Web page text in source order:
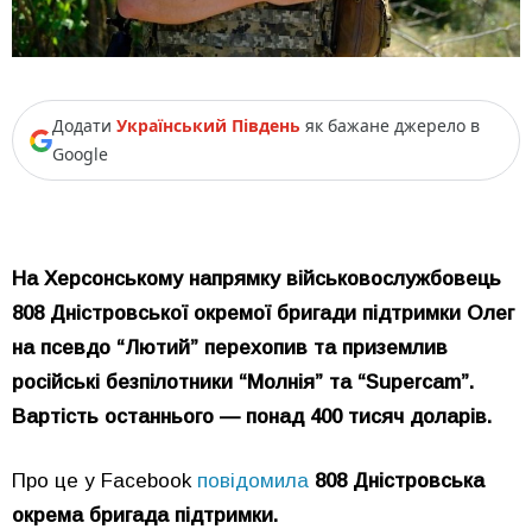
Додати Український Південь як бажане джерело в
Google
На Херсонському напрямку військовослужбовець
808 Дністровської окремої бригади підтримки Олег
на псевдо “Лютий” перехопив та приземлив
російські безпілотники “Молнія” та “Supercam”.
Вартість останнього — понад 400 тисяч доларів.
Про це у Facebook повідомила 808 Дністровська
окрема бригада підтримки.